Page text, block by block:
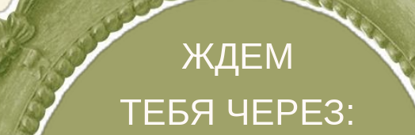
ЖДЕМ
ТЕБЯ ЧЕРЕЗ: